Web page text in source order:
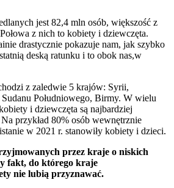
jest 82,4 mln osób, większość z
z nich to kobiety i dziewczęta.
drastycznie pokazuje nam, jak szybko
deską ratunku i to obok nas,w
z zaledwie 5 krajów: Syrii,
Południowego, Birmy. W wielu
i dziewczęta są najbardziej
przykład 80% osób wewnętrznie
w 2021 r. stanowiły kobiety i dzieci.
przez kraje o niskich
fakt, do którego kraje
nie lubią przyznawać.